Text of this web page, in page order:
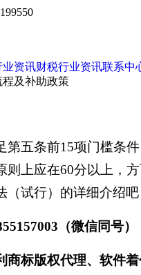
业资讯财税行业资讯联系中
及补助政策
第五条前15项门槛条
则上应在60分以上，
（试行）的详细介绍
（微信同号）
商标版权代理、软件